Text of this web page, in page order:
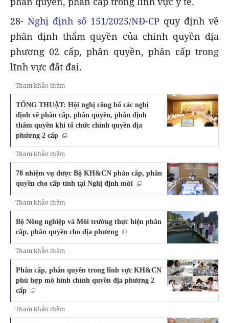
28- Nghị định số 151/2025/NĐ-CP quy định về
phân định thẩm quyền của chính quyền địa
phương 02 cấp, phân quyền, phân cấp trong
lĩnh vực đất đai.
Tham khảo thêm
TỔNG THUẬT: Hội nghị công bố các nghị
định về phân cấp, phân quyền, phân định
thẩm quyền khi tổ chức chính quyền địa
phương 2 cấp
Tham khảo thêm
78 nhiệm vụ được Bộ KH&CN phân cấp, phân
quyền cho cấp tỉnh tại Nghị định mới
Tham khảo thêm
Bộ Nông nghiệp và Môi trường thực hiện phân
cấp, phân quyền cho địa phương
Tham khảo thêm
Phân cấp, phân quyền trong lĩnh vực KH&CN
phù hợp mô hình chính quyền địa phương 2
cấp
Tham khảo thêm